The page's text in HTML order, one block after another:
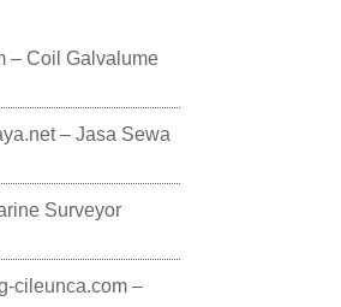
– Coil Galvalume
– Jasa Sewa
Surveyor
cileunca.com –